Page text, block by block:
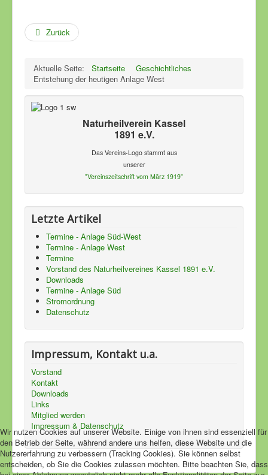
Zurück
Aktuelle Seite: Startseite
Geschichtliches
Entstehung der heutigen Anlage West
Naturheilverein Kassel
1891 e.V.
Das Vereins-Logo stammt aus
unserer
"Vereinszeitschrift vom März 1919"
Letzte Artikel
Termine - Anlage Süd-West
Termine - Anlage West
Termine
Vorstand des Naturheilvereines Kassel 1891 e.V.
Downloads
Termine - Anlage Süd
Stromordnung
Datenschutz
Impressum, Kontakt u.a.
Vorstand
Kontakt
Downloads
Links
Mitglied werden
Impressum & Datenschutz
Wir nutzen Cookies auf unserer Website. Einige von ihnen sind essenziell für
den Betrieb der Seite, während andere uns helfen, diese Website und die
Nutzererfahrung zu verbessern (Tracking Cookies). Sie können selbst
entscheiden, ob Sie die Cookies zulassen möchten. Bitte beachten Sie, dass